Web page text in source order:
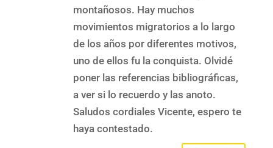
montañosos. Hay muchos
movimientos migratorios a lo largo
de los años por diferentes motivos,
uno de ellos fu la conquista. Olvidé
poner las referencias bibliográficas,
a ver si lo recuerdo y las anoto.
Saludos cordiales Vicente, espero te
haya contestado.